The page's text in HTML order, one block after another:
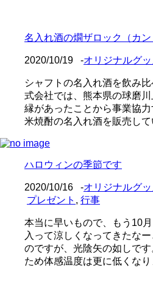
名入れ酒の燗ザロック（カン
2020/10/19 -オリジナルグ
シャフトの名入れ酒を飲み
式会社では、熊本県の球磨
縁があったことから事業協
米焼酎の名入れ酒を販売し
ハロウィンの季節です
2020/10/16 -オリジナルグ
プレゼント , 行事
本当に早いもので、もう10
入って涼しくなってきたな
のですが、光陰矢の如しで
ため体感温度は更に低くな